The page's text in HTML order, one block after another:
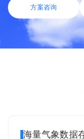
方案咨询
海量气象数据